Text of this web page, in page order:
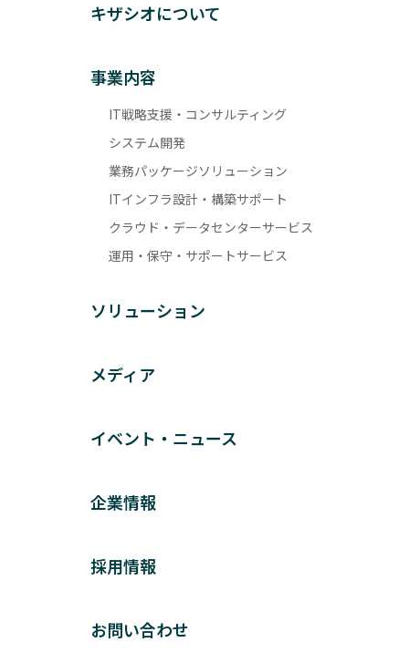
キザシオについて
事業内容
IT戦略支援・コンサルティング
システム開発
業務パッケージソリューション
ITインフラ設計・構築サポート
クラウド・データセンターサービス
運用・保守・サポートサービス
ソリューション
メディア
イベント・ニュース
企業情報
採用情報
お問い合わせ